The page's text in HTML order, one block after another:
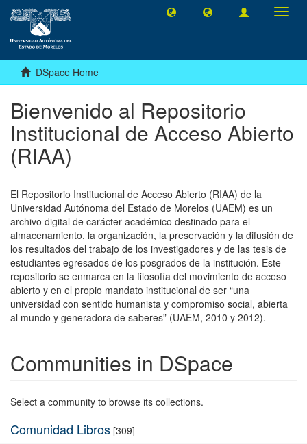
DSpace Home
Bienvenido al Repositorio
Institucional de Acceso Abierto
(RIAA)
El Repositorio Institucional de Acceso Abierto (RIAA) de la
Universidad Autónoma del Estado de Morelos (UAEM) es un
archivo digital de carácter académico destinado para el
almacenamiento, la organización, la preservación y la difusión de
los resultados del trabajo de los investigadores y de las tesis de
estudiantes egresados de los posgrados de la institución. Este
repositorio se enmarca en la filosofía del movimiento de acceso
abierto y en el propio mandato institucional de ser “una
universidad con sentido humanista y compromiso social, abierta
al mundo y generadora de saberes” (UAEM, 2010 y 2012).
Communities in DSpace
Select a community to browse its collections.
Comunidad Libros [309]